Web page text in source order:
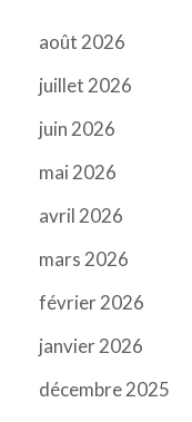
août 2026
juillet 2026
juin 2026
mai 2026
avril 2026
mars 2026
février 2026
janvier 2026
décembre 2025